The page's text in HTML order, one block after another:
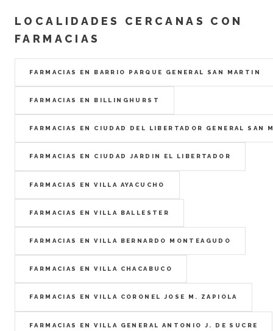
LOCALIDADES CERCANAS CON
FARMACIAS
FARMACIAS EN BARRIO PARQUE GENERAL SAN MARTIN
FARMACIAS EN BILLINGHURST
FARMACIAS EN CIUDAD DEL LIBERTADOR GENERAL SAN
FARMACIAS EN CIUDAD JARDIN EL LIBERTADOR
FARMACIAS EN VILLA AYACUCHO
FARMACIAS EN VILLA BALLESTER
FARMACIAS EN VILLA BERNARDO MONTEAGUDO
FARMACIAS EN VILLA CHACABUCO
FARMACIAS EN VILLA CORONEL JOSE M. ZAPIOLA
FARMACIAS EN VILLA GENERAL ANTONIO J. DE SUCRE